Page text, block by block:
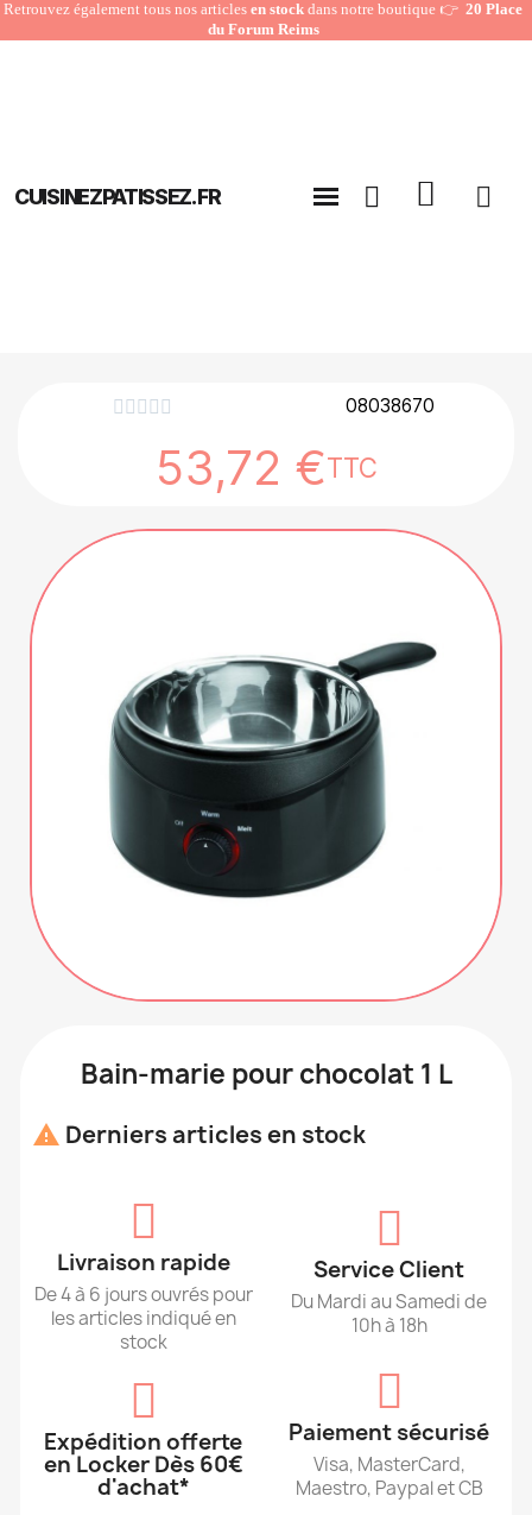
Retrouvez également tous nos articles en stock dans notre boutique 👉20 Place
du Forum Reims
CUISINEZPATISSEZ.FR
     08038670
53,72 €TTC
Bain-marie pour chocolat 1 L
 Derniers articles en stock
Livraison rapide
De 4 à 6 jours ouvrés pour
les articles indiqué en
stock
Expédition offerte
en Locker Dès 60€
d'achat*
Service Client
Du Mardi au Samedi de
10h à 18h
Paiement sécurisé
Visa, MasterCard,
Maestro, Paypal et CB